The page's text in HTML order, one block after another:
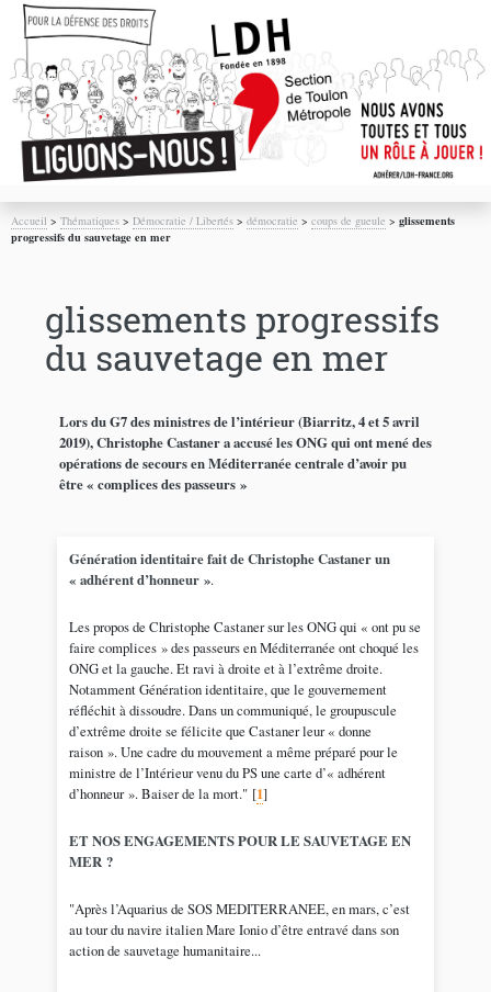
Accueil >Thématiques >Démocratie / Libertés >démocratie >coups de gueule >glissements
progressifs du sauvetage en mer
glissements progressifs
du sauvetage en mer
Lors du G7 des ministres de l’intérieur (Biarritz, 4 et 5 avril
2019), Christophe Castaner a accusé les ONG qui ont mené des
opérations de secours en Méditerranée centrale d’avoir pu
être « complices des passeurs »
Génération identitaire fait de Christophe Castaner un
« adhérent d’honneur ».
Les propos de Christophe Castaner sur les ONG qui « ont pu se
faire complices » des passeurs en Méditerranée ont choqué les
ONG et la gauche. Et ravi à droite et à l’extrême droite.
Notamment Génération identitaire, que le gouvernement
réfléchit à dissoudre. Dans un communiqué, le groupuscule
d’extrême droite se félicite que Castaner leur « donne
raison ». Une cadre du mouvement a même préparé pour le
ministre de l’Intérieur venu du PS une carte d’« adhérent
d’honneur ». Baiser de la mort."[1]
ET NOS ENGAGEMENTS POUR LE SAUVETAGE EN
MER ?
"Après l’Aquarius de SOS MEDITERRANEE, en mars, c’est
au tour du navire italien Mare Ionio d’être entravé dans son
action de sauvetage humanitaire...